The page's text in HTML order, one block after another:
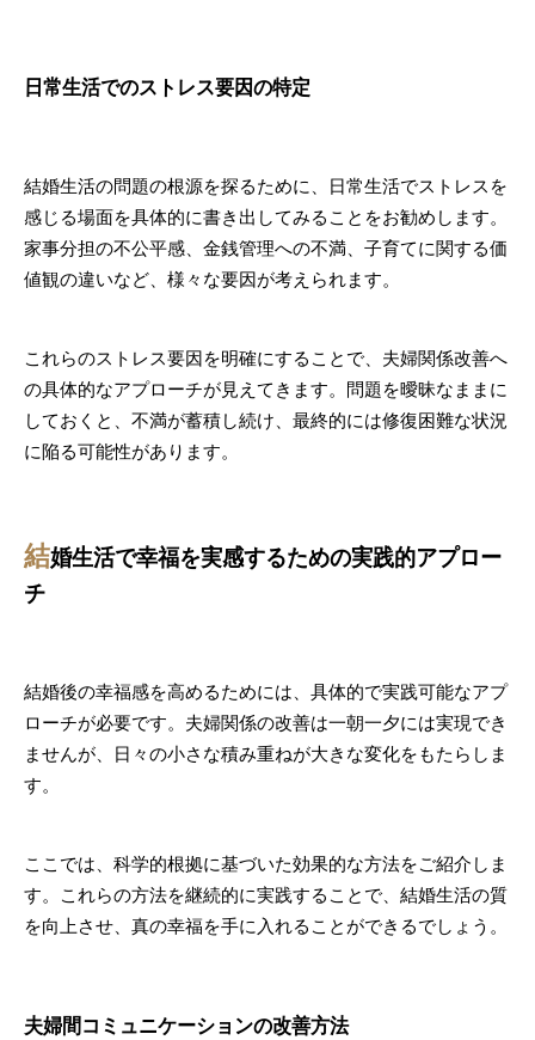
日常生活でのストレス要因の特定
結婚生活の問題の根源を探るために、日常生活でストレスを
感じる場面を具体的に書き出してみることをお勧めします。
家事分担の不公平感、金銭管理への不満、子育てに関する価
値観の違いなど、様々な要因が考えられます。
これらのストレス要因を明確にすることで、夫婦関係改善へ
の具体的なアプローチが見えてきます。問題を曖昧なままに
しておくと、不満が蓄積し続け、最終的には修復困難な状況
に陥る可能性があります。
結婚生活で幸福を実感するための実践的アプロー
チ
結婚後の幸福感を高めるためには、具体的で実践可能なアプ
ローチが必要です。夫婦関係の改善は一朝一夕には実現でき
ませんが、日々の小さな積み重ねが大きな変化をもたらしま
す。
ここでは、科学的根拠に基づいた効果的な方法をご紹介しま
す。これらの方法を継続的に実践することで、結婚生活の質
を向上させ、真の幸福を手に入れることができるでしょう。
夫婦間コミュニケーションの改善方法